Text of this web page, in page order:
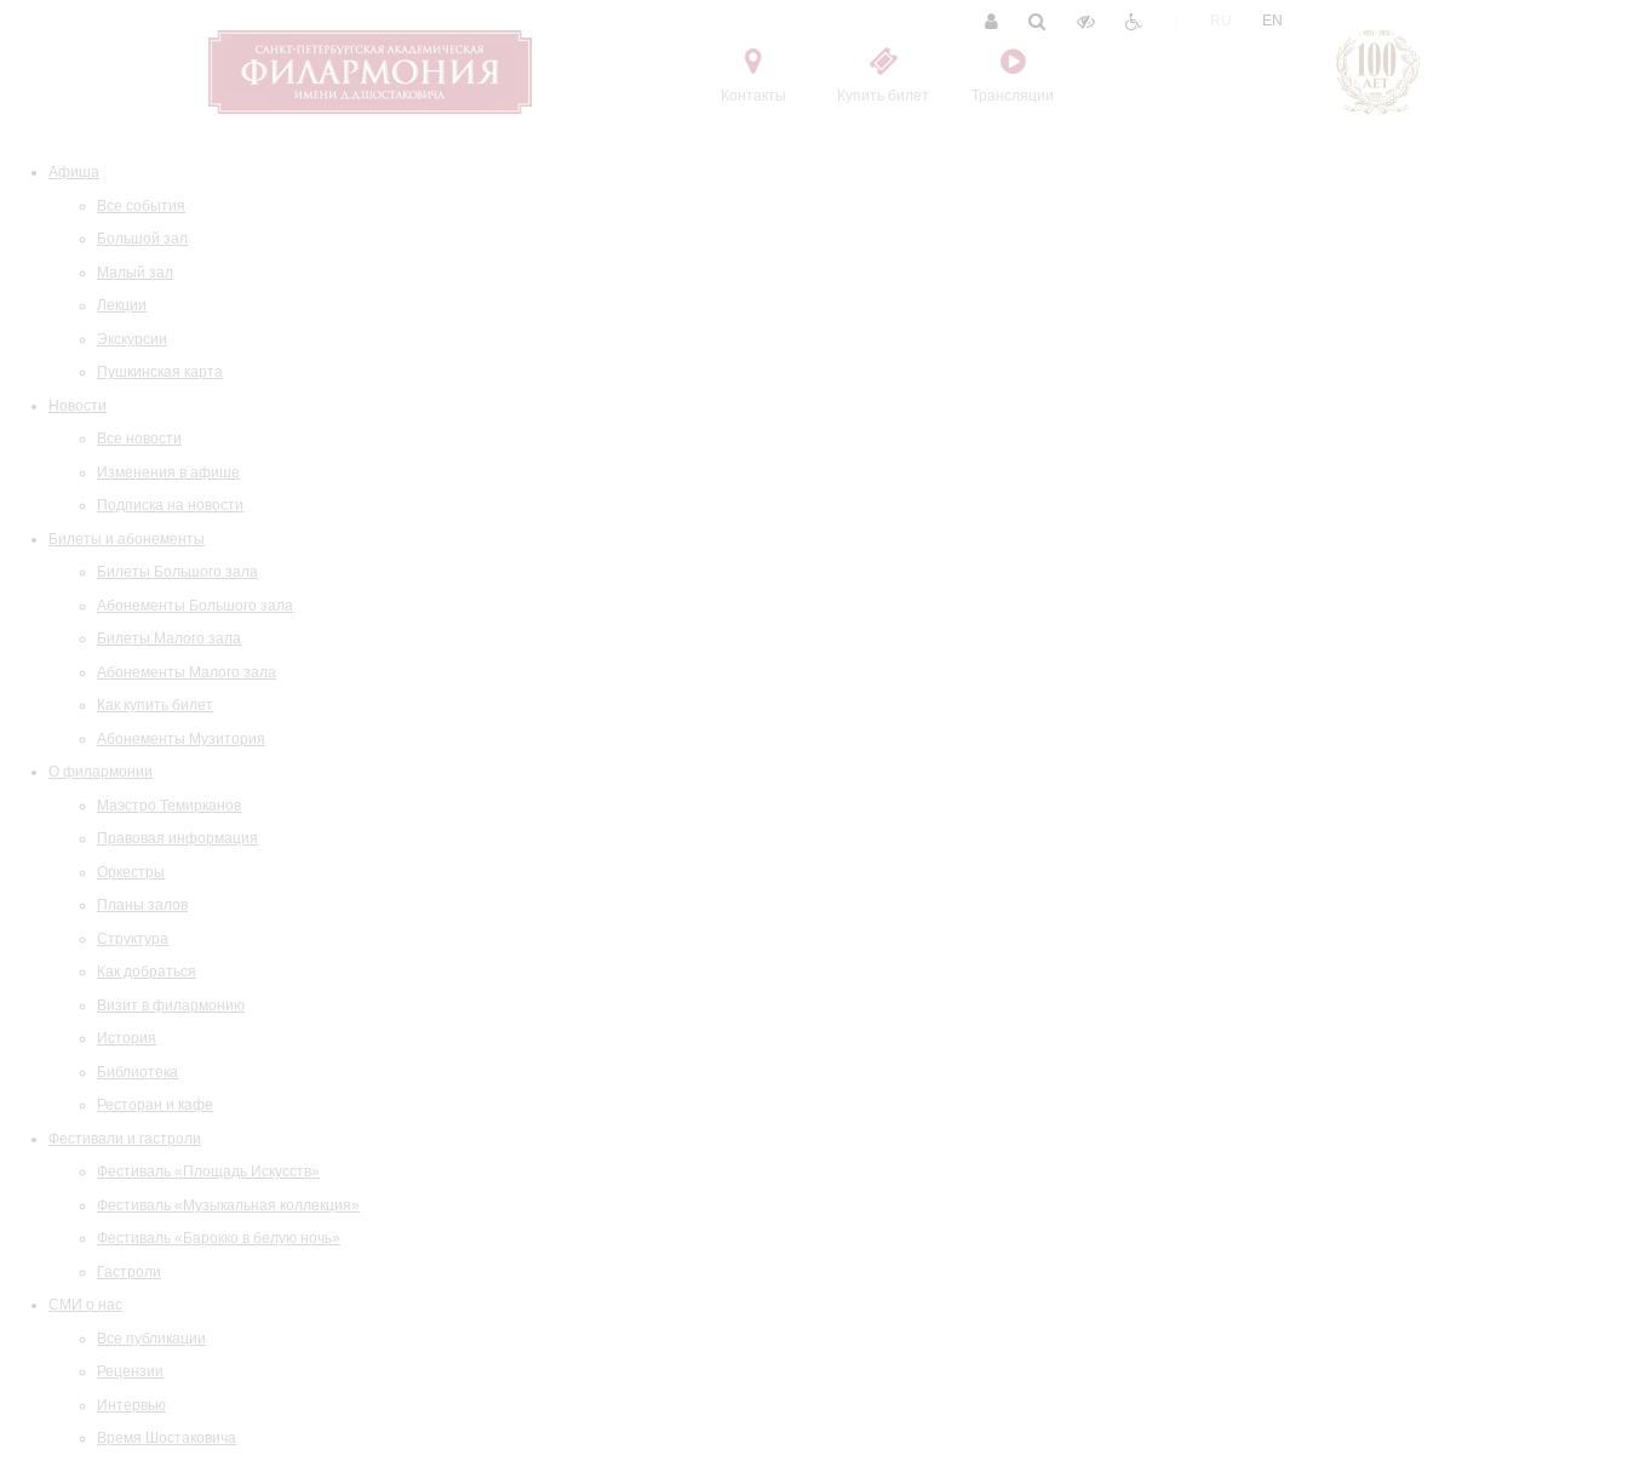
Контакты Купить билет Трансляции
EN
Афиша
Все события
Большой зал
Малый зал
Лекции
Экскурсии
Пушкинская карта
Новости
Все новости
Изменения в афише
Подписка на новости
Билеты и абонементы
Билеты Большого зала
Абонементы Большого зала
Билеты Малого зала
Абонементы Малого зала
Как купить билет
Абонементы Музитория
О филармонии
Маэстро Темирканов
Правовая информация
Оркестры
Планы залов
Структура
Как добраться
Визит в филармонию
История
Библиотека
Ресторан и кафе
Фестивали и гастроли
Фестиваль «Площадь Искусств»
Фестиваль «Музыкальная коллекция»
Фестиваль «Барокко в белую ночь»
Гастроли
СМИ о нас
Все публикации
Рецензии
Интервью
Время Шостаковича